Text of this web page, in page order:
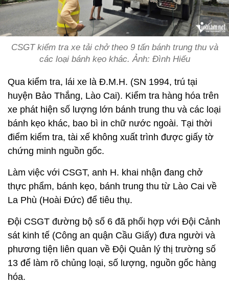
CSGT kiểm tra xe tải chở theo 9 tấn bánh trung thu và
các loại bánh kẹo khác. Ảnh: Đình Hiếu
Qua kiểm tra, lái xe là Đ.M.H. (SN 1994, trú tại
huyện Bảo Thắng, Lào Cai). Kiểm tra hàng hóa trên
xe phát hiện số lượng lớn bánh trung thu và các loại
bánh kẹo khác, bao bì in chữ nước ngoài. Tại thời
điểm kiểm tra, tài xế không xuất trình được giấy tờ
chứng minh nguồn gốc.
Làm việc với CSGT, anh H. khai nhận đang chở
thực phẩm, bánh kẹo, bánh trung thu từ Lào Cai về
La Phù (Hoài Đức) để tiêu thụ.
Đội CSGT đường bộ số 6 đã phối hợp với Đội Cảnh
sát kinh tế (Công an quận Cầu Giấy) đưa người và
phương tiện liên quan về Đội Quản lý thị trường số
13 để làm rõ chủng loại, số lượng, nguồn gốc hàng
hóa.